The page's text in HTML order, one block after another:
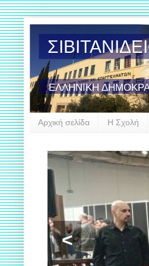
ΕΛΛΗΝΙΚΗ
Αρχική σελίδα Η Σχολή
<